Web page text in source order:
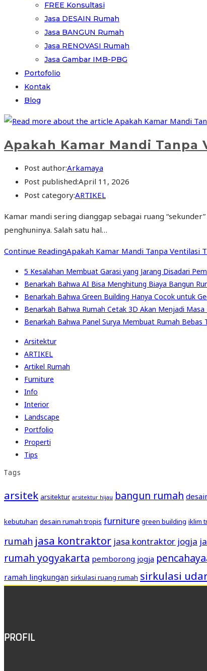
FREE Konsultasi
Jasa DESAIN Rumah
Jasa BANGUN Rumah
Jasa RENOVASI Rumah
Jasa Gambar IMB-PBG
Portofolio
Kontak
Blog
Apakah Kamar Mandi Tanpa
Post author:Arkamaya
Post published:April 11, 2026
Post category:ARTIKEL
Kamar mandi sering dianggap sebagai ruang
penghuninya. Salah satu hal…
Continue ReadingApakah Kamar Mandi Tanpa Ventilasi
5 Kesalahan Membuat Garasi yang Jarang Disadari
Benarkah Bahwa AI Bisa Menghitung Biaya Bangun
Benarkah Bahwa Green Building Hanya Cocok untuk
Benarkah Bahwa Rumah Cetak 3D Akan Menjadi
Benarkah Bahwa Panel Surya Membuat Rumah Bebas
Arsitektur
ARTIKEL
Artikel Rumah
Furniture
Info
Interior
Landscape
Portfolio
Properti
Tips
Tags
arsitek arsitektur arsitektur hijau bangun rumah
kebutuhan desain rumah tropis furniture green building iklim
rumah jasa kontraktor jasa kontraktor jogja
rumah yogyakarta pemborong jogja
ramah lingkungan sirkulasi ruang rumah sirkulasi
PROFIL